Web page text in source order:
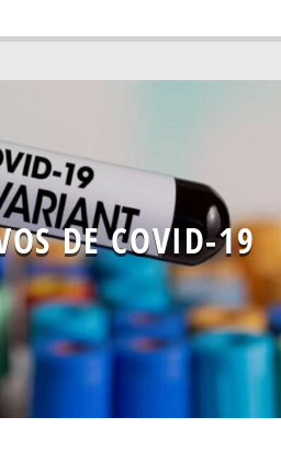
DE COVID-19